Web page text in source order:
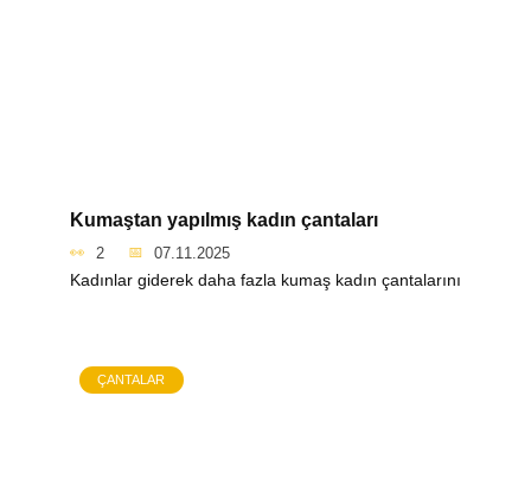
Kumaştan yapılmış kadın çantaları
2 07.11.2025
Kadınlar giderek daha fazla kumaş kadın çantalarını
ÇANTALAR